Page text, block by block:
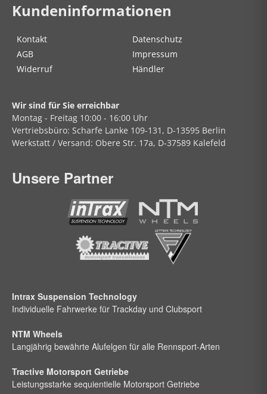
Kundeninformationen
Kontakt
Datenschutz
AGB
Impressum
Widerruf
Händler
Wir sind für Sie erreichbar
Montag - Freitag 10:00 - 16:00 Uhr
Vertriebsbüro: Scharfe Lanke 109-131, D-13595 Berlin
Werkstatt / Versand: Obere Str. 17a, D-37589 Kalefeld
Unsere Partner
Intrax Suspension Technology
Individuelle Fahrwerke für Trackday und Clubsport
NTM Wheels
Langjährig bewährte Alufelgen für alle Rennsport-Arten
Tractive Motorsport Getriebe
Leistungsstarke sequientielle Motorsport Getriebe